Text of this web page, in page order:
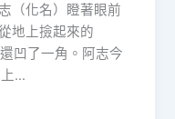
（化名）瞪著眼前
地上撿起來的
凹了一角。阿志今
上…